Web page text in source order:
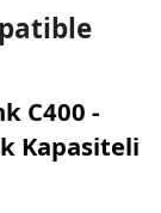
C400 -
Kapasiteli